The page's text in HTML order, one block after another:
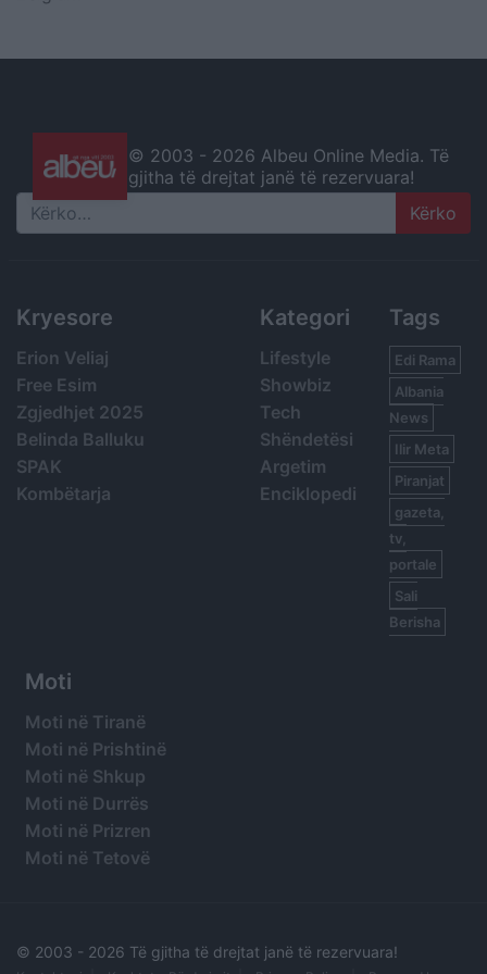
© 2003 - 2026 Albeu Online Media. Të
gjitha të drejtat janë të rezervuara!
Search
Kryesore
Erion Veliaj
Free Esim
Zgjedhjet 2025
Belinda Balluku
SPAK
Kombëtarja
Kategori
Lifestyle
Showbiz
Tech
Shëndetësi
Argetim
Enciklopedi
Tags
Edi Rama
Albania
News
Ilir Meta
Piranjat
gazeta,
tv,
portale
Sali
Berisha
Moti
Moti në Tiranë
Moti në Prishtinë
Moti në Shkup
Moti në Durrës
Moti në Prizren
Moti në Tetovë
© 2003 - 2026 Të gjitha të drejtat janë të rezervuara!